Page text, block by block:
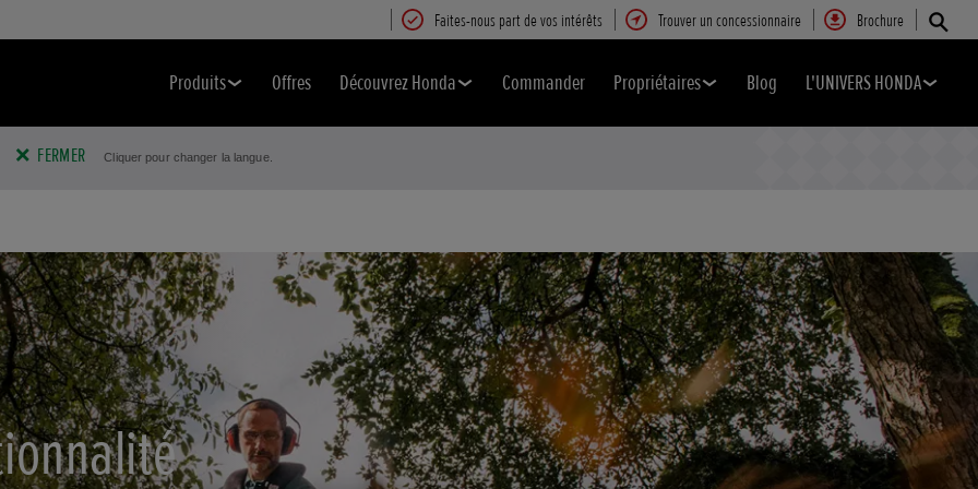
Faites-nous part de vos intérêts Trouver un concessionnaire Brochure
Produits Offres Découvrez Honda Commander Propriétaires Blog L'UNIVERS HONDA
FERMER Cliquer pour changer la langue.